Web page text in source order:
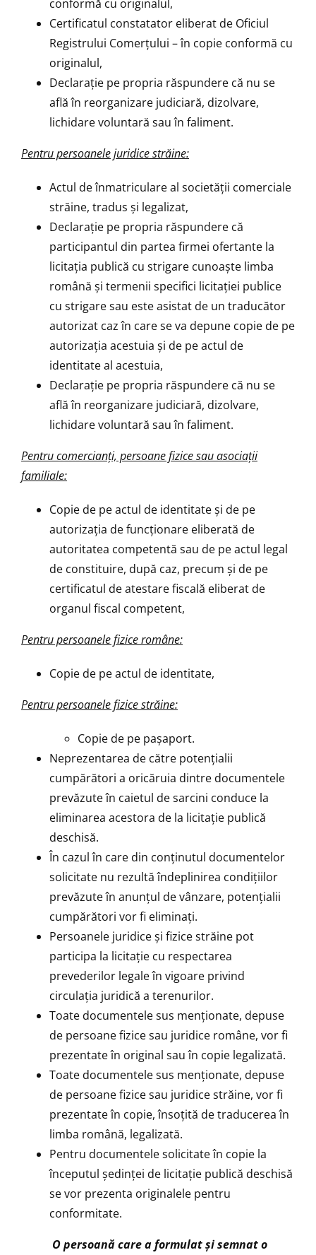
conformă cu originalul,
Certificatul constatator eliberat de Oficiul
Registrului Comerţului – în copie conformă cu
originalul,
Declaraţie pe propria răspundere că nu se
află în reorganizare judiciară, dizolvare,
lichidare voluntară sau în faliment.
Pentru persoanele juridice străine:
Actul de înmatriculare al societăţii comerciale
străine, tradus şi legalizat,
Declaraţie pe propria răspundere că
participantul din partea firmei ofertante la
licitaţia publică cu strigare cunoaşte limba
română şi termenii specifici licitaţiei publice
cu strigare sau este asistat de un traducător
autorizat caz în care se va depune copie de pe
autorizaţia acestuia şi de pe actul de
identitate al acestuia,
Declaraţie pe propria răspundere că nu se
află în reorganizare judiciară, dizolvare,
lichidare voluntară sau în faliment.
Pentru comercianţi, persoane fizice sau asociaţii
familiale:
Copie de pe actul de identitate şi de pe
autorizaţia de funcţionare eliberată de
autoritatea competentă sau de pe actul legal
de constituire, după caz, precum şi de pe
certificatul de atestare fiscală eliberat de
organul fiscal competent,
Pentru persoanele fizice române:
Copie de pe actul de identitate,
Pentru persoanele fizice străine:
Copie de pe paşaport.
Neprezentarea de către potenţialii
cumpărători a oricăruia dintre documentele
prevăzute în caietul de sarcini conduce la
eliminarea acestora de la licitaţie publică
deschisă.
În cazul în care din conţinutul documentelor
solicitate nu rezultă îndeplinirea condiţiilor
prevăzute în anunţul de vânzare, potenţialii
cumpărători vor fi eliminaţi.
Persoanele juridice şi fizice străine pot
participa la licitaţie cu respectarea
prevederilor legale în vigoare privind
circulaţia juridică a terenurilor.
Toate documentele sus menţionate, depuse
de persoane fizice sau juridice române, vor fi
prezentate în original sau în copie legalizată.
Toate documentele sus menţionate, depuse
de persoane fizice sau juridice străine, vor fi
prezentate în copie, însoţită de traducerea în
limba română, legalizată.
Pentru documentele solicitate în copie la
începutul şedinţei de licitaţie publică deschisă
se vor prezenta originalele pentru
conformitate.
O persoană care a formulat şi semnat o